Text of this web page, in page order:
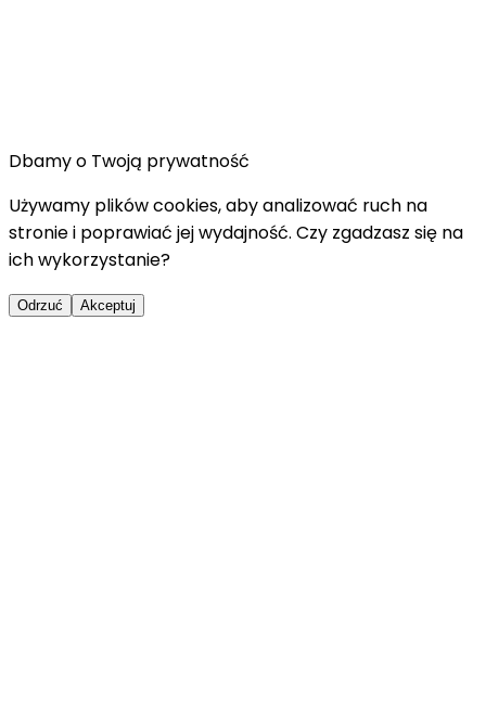
Dbamy o Twoją prywatność
Używamy plików cookies, aby analizować ruch na
stronie i poprawiać jej wydajność. Czy zgadzasz się na
ich wykorzystanie?
Odrzuć Akceptuj